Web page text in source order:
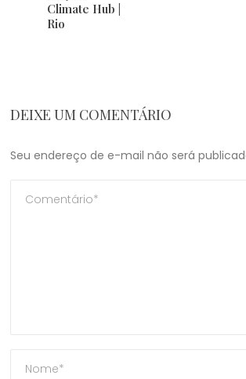
Climate Hub |
Rio
DEIXE UM COMENTÁRIO
Seu endereço de e-mail não será